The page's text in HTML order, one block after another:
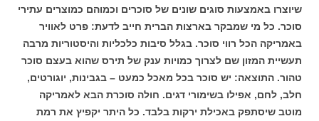
שיוצרו באמצעות סוגים שונים של סוכרים וכמוהם כמוצרים עתירי
סוכר. כל מי שמבקר בארצות הברית חייב לדעת: פרט לאוויר
באמריקה הכל רווי סוכר. בגלל סיבות כלכליות והיסטוריות מרבה
תעשיית המזון שם לצרוך כמויות ענק של תירס שהוא בעצם סוכר
טהור. התוצאה: יש סוכר בכל מאכל כמעט – בגבינות, יוגורטים,
חלב, לחם, אפילו בשימורי דגים. חולה סוכרת הבא לאמריקה
מוטב שיסתפק באכילת ירקות בלבד. כל היתר יקפיץ את רמת